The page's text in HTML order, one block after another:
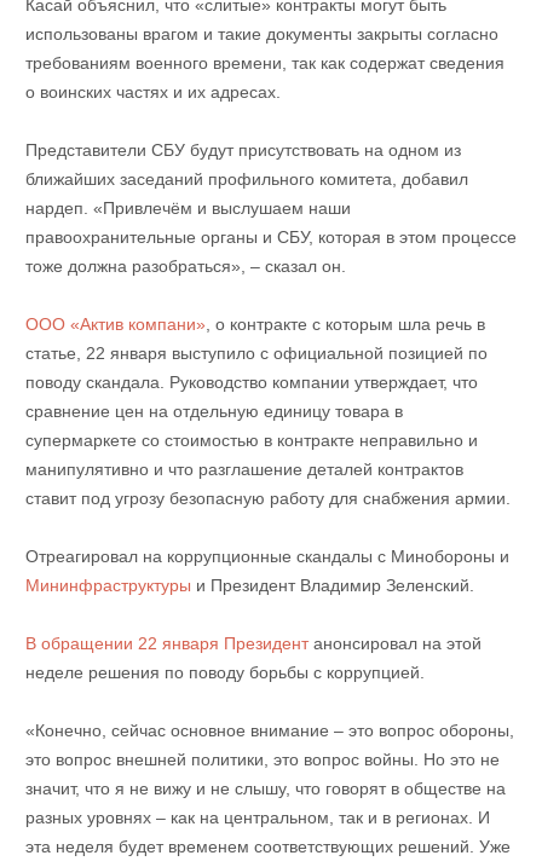
Касай объяснил, что «слитые» контракты могут быть
использованы врагом и такие документы закрыты согласно
требованиям военного времени, так как содержат сведения
о воинских частях и их адресах.
Представители СБУ будут присутствовать на одном из
ближайших заседаний профильного комитета, добавил
нардеп. «Привлечём и выслушаем наши
правоохранительные органы и СБУ, которая в этом процессе
тоже должна разобраться», – сказал он.
ООО «Актив компани», о контракте с которым шла речь в
статье, 22 января выступило с официальной позицией по
поводу скандала. Руководство компании утверждает, что
сравнение цен на отдельную единицу товара в
супермаркете со стоимостью в контракте неправильно и
манипулятивно и что разглашение деталей контрактов
ставит под угрозу безопасную работу для снабжения армии.
Отреагировал на коррупционные скандалы с Минобороны и
Мининфраструктуры и Президент Владимир Зеленский.
В обращении 22 января Президентанонсировал на этой
неделе решения по поводу борьбы с коррупцией.
«Конечно, сейчас основное внимание – это вопрос обороны,
это вопрос внешней политики, это вопрос войны. Но это не
значит, что я не вижу и не слышу, что говорят в обществе на
разных уровнях – как на центральном, так и в регионах. И
эта неделя будет временем соответствующих решений. Уже